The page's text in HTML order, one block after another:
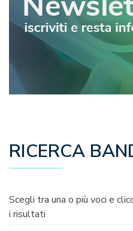
RICERCA
Scegli tra una o più voci e
i risultati